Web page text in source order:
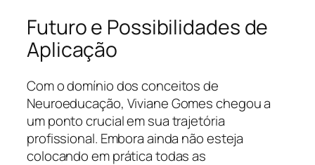
Futuro e Possibilidades de
Aplicação
Com o domínio dos conceitos de
Neuroeducação, Viviane Gomes chegou a
um ponto crucial em sua trajetória
profissional. Embora ainda não esteja
colocando em prática todas as